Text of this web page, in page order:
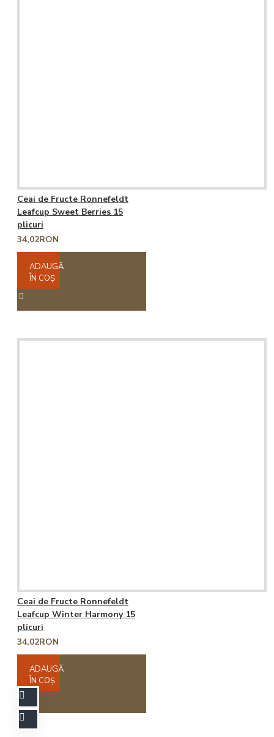
Ceai de Fructe Ronnefeldt
Leafcup Sweet Berries 15
plicuri
34,02RON
ADAUGĂ
ÎN COŞ
Ceai de Fructe Ronnefeldt
Leafcup Winter Harmony 15
plicuri
34,02RON
ADAUGĂ
ÎN COŞ